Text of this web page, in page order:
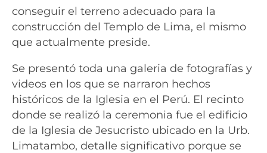
conseguir el terreno adecuado para la
construcción del Templo de Lima, el mismo
que actualmente preside.
Se presentó toda una galeria de fotografías y
videos en los que se narraron hechos
históricos de la Iglesia en el Perú. El recinto
donde se realizó la ceremonia fue el edificio
de la Iglesia de Jesucristo ubicado en la Urb.
Limatambo, detalle significativo porque se